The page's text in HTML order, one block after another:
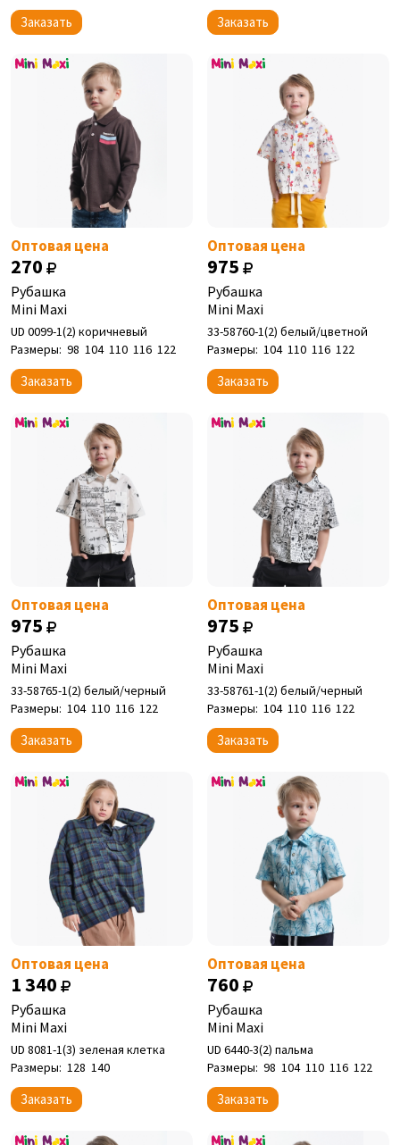
Заказать Заказать
Оптовая цена
270
Рубашка
Mini Maxi
UD 0099-1(2) коричневый
Размеры: 98 104 110 116 122
Заказать
Оптовая цена
975
Рубашка
Mini Maxi
33-58760-1(2) белый/цветной
Размеры: 104 110 116 122
Заказать
Оптовая цена
975
Рубашка
Mini Maxi
33-58765-1(2) белый/черный
Размеры: 104 110 116 122
Заказать
Оптовая цена
975
Рубашка
Mini Maxi
33-58761-1(2) белый/черный
Размеры: 104 110 116 122
Заказать
Оптовая цена
1 340
Рубашка
Mini Maxi
UD 8081-1(3) зеленая клетка
Размеры: 128 140
Заказать
Оптовая цена
760
Рубашка
Mini Maxi
UD 6440-3(2) пальма
Размеры: 98 104 110 116 122
Заказать